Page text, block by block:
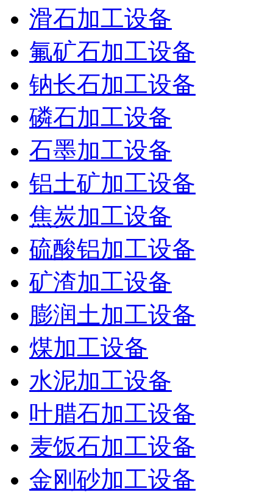
滑石加工设备
氟矿石加工设备
钠长石加工设备
磷石加工设备
石墨加工设备
铝土矿加工设备
焦炭加工设备
硫酸铝加工设备
矿渣加工设备
膨润土加工设备
煤加工设备
水泥加工设备
叶腊石加工设备
麦饭石加工设备
金刚砂加工设备